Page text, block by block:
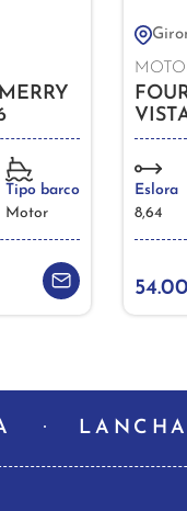
Tipo barco
Motor
Eslora
8,64